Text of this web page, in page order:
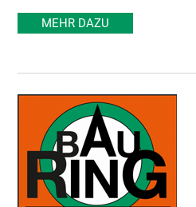
MEHR DAZU